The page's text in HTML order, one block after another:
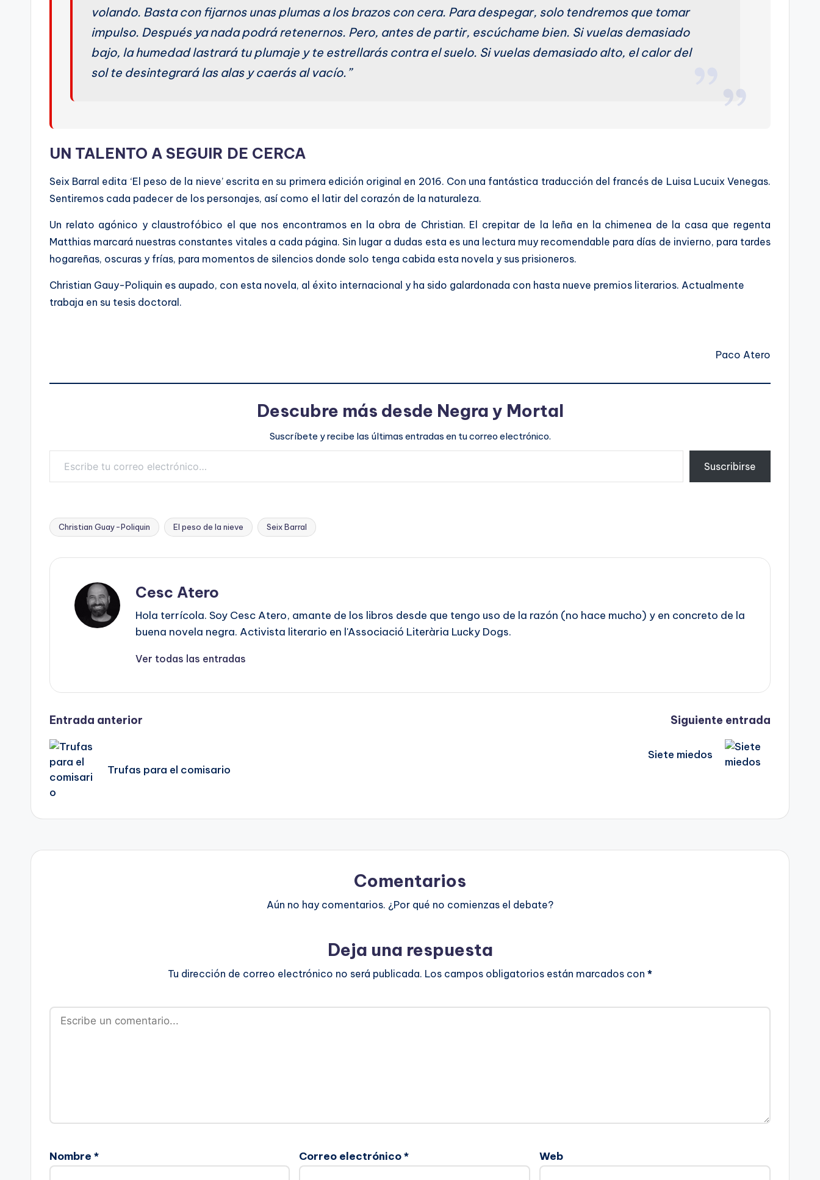
volando. Basta con fijarnos unas plumas a los brazos con cera. Para despegar, solo tendremos que tomar
impulso. Después ya nada podrá retenernos. Pero, antes de partir, escúchame bien. Si vuelas demasiado
bajo, la humedad lastrará tu plumaje y te estrellarás contra el suelo. Si vuelas demasiado alto, el calor del
sol te desintegrará las alas y caerás al vacío.”
UN TALENTO A SEGUIR DE CERCA
Seix Barral edita ‘El peso de la nieve’ escrita en su primera edición original en 2016. Con una fantástica traducción del francés de Luisa Lucuix Venegas.
Sentiremos cada padecer de los personajes, así como el latir del corazón de la naturaleza.
Un relato agónico y claustrofóbico el que nos encontramos en la obra de Christian. El crepitar de la leña en la chimenea de la casa que regenta
Matthias marcará nuestras constantes vitales a cada página. Sin lugar a dudas esta es una lectura muy recomendable para días de invierno, para tardes
hogareñas, oscuras y frías, para momentos de silencios donde solo tenga cabida esta novela y sus prisioneros.
Christian Gauy-Poliquin es aupado, con esta novela, al éxito internacional y ha sido galardonada con hasta nueve premios literarios. Actualmente
trabaja en su tesis doctoral.
Paco Atero
Descubre más desde Negra y Mortal
Suscríbete y recibe las últimas entradas en tu correo electrónico.
Escribe tu correo electrónico…
Suscribirse
Etiquetas:
Christian Guay-Poliquin El peso de la nieve Seix Barral
Cesc Atero
Hola terrícola. Soy Cesc Atero, amante de los libros desde que tengo uso de la razón (no hace mucho) y en concreto de la
buena novela negra. Activista literario en l'Associació Literària Lucky Dogs.
Ver todas las entradas
Navegación
de
entradas
Entrada anterior
Trufas para el comisario
Siguiente entrada
Siete miedos
Comentarios
Aún no hay comentarios. ¿Por qué no comienzas el debate?
Deja una respuesta
Tu dirección de correo electrónico no será publicada. Los campos obligatorios están marcados con *
Nombre * Correo electrónico* Web